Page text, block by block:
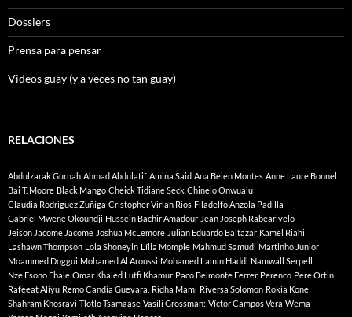
Dossiers
Prensa para pensar
Videos guay (y a veces no tan guay)
RELACIONES
Abdulzarak Gurnah Ahmad Abdulatif Amina Said Ana Belen Montes Anne Laure Bonnel
Bai T. Moore Black Mango Cheick Tidiane Seck Chinelo Onwualu
Claudia Rodriguez Zuñiga Cristopher Virlan Rios Filadelfo Anzola Padilla
Gabriel Mwene Okoundji Hussein Bachir Amadour Jean Joseph Rabearivelo
Jeison Jacome Jacome Joshua McLemore Julian Eduardo Baltazar Kamel Riahi
Lashawn Thompson Lola Shoneyin Lília Momple Mahmud Samudi Martinho Junior
Moammed Doggui Mohamed Al Aroussi Mohamed Lamin Haddi Namwall Serpell
Nze Esono Ebale Omar Khaled Lutfi Khamur Paco Belmonte Ferrer Perenco Pere Ortin
Rafeeat Aliyu Remo Candia Guevara. Ridha Mami Riversa Solomon Rokia Kone
Shahram Khosravi Tlotlo Tsamaase Vasili Grossman: Víctor Campos Vera Wema